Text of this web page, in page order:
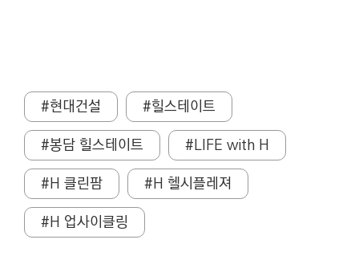
#현대건설
#힐스테이트
#봉담 힐스테이트
#LIFE with H
#H 클린팜
#H 헬시플레져
#H 업사이클링